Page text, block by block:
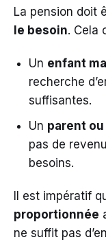
La pension doit
le besoin. Cela
Un enfant
recherche
suffisantes.
Un parent
pas de
besoins.
Il est impératif
proportionnée
ne suffit pas